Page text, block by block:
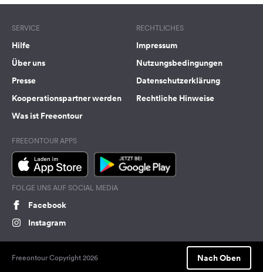
SERVICE
Hilfe
Über uns
Presse
Kooperationspartner werden
Was ist Freeontour
RECHTLICHES
Impressum
Nutzungsbedingungen
Datenschutzerklärung
Rechtliche Hinweise
FREEONTOUR APPS
FOLGE UNS AUF SOCIAL MEDIA
Facebook
Instagram
Freeontour Copyright 2026 Nach Oben